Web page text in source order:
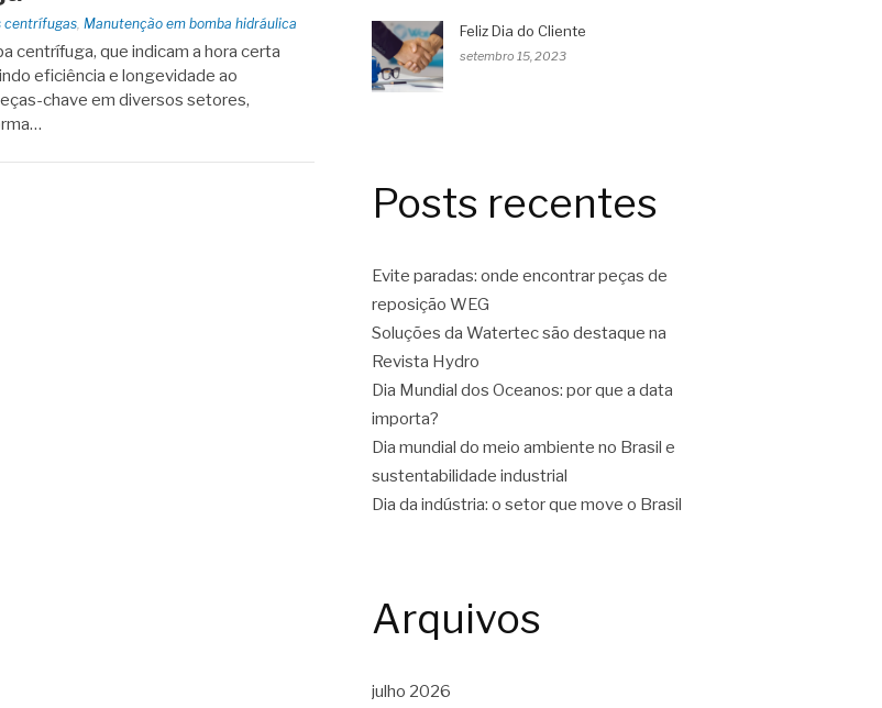
centrífugas, Manutenção em bomba hidráulica
centrífuga, que indicam a hora certa
eficiência e longevidade ao
chave em diversos setores,
Feliz Dia do Cliente
setembro 15, 2023
Posts recentes
Evite paradas: onde encontrar peças de
reposição WEG
Soluções da Watertec são destaque na
Revista Hydro
Dia Mundial dos Oceanos: por que a data
importa?
Dia mundial do meio ambiente no Brasil e
sustentabilidade industrial
Dia da indústria: o setor que move o Brasil
Arquivos
julho 2026